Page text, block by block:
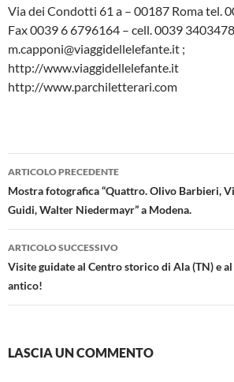
Via dei Condotti 61 a – 00187 Roma tel.
Fax 0039 6 6796164 – cell. 0039
m.capponi@viaggidellelefante.it ;
http://www.viaggidellelefante.it
http://www.parchiletterari.com
Navigazione
articolo
ARTICOLO PRECEDENTE
Mostra fotografica “Quattro. Olivo Barbieri,
Guidi, Walter Niedermayr” a Modena.
ARTICOLO SUCCESSIVO
Visite guidate al Centro storico di Ala (TN) e
antico!
LASCIA UN COMMENTO